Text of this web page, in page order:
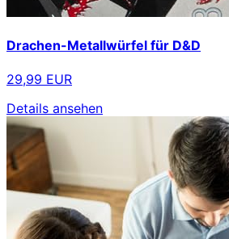
Drachen-Metallwürfel für D&D
29,99 EUR
Details ansehen